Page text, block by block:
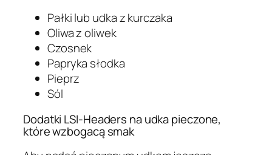
Pałki lub udka z kurczaka
Oliwa z oliwek
Czosnek
Papryka słodka
Pieprz
Sól
Dodatki LSI-Headers na udka pieczone,
które wzbogacą smak